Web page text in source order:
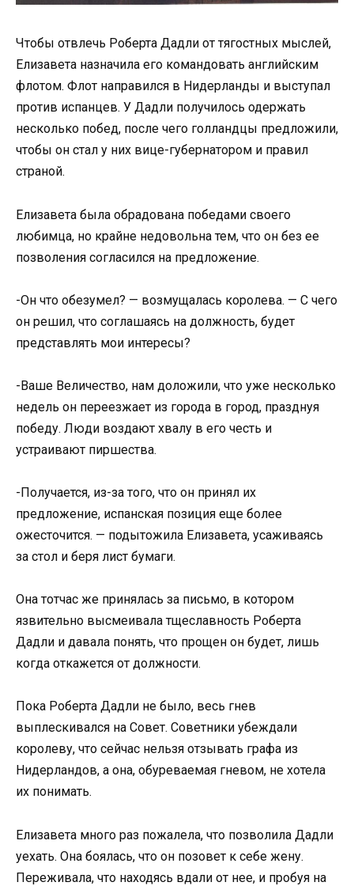
Чтобы отвлечь Роберта Дадли от тягостных мыслей,
Елизавета назначила его командовать английским
флотом. Флот направился в Нидерланды и выступал
против испанцев. У Дадли получилось одержать
несколько побед, после чего голландцы предложили,
чтобы он стал у них вице-губернатором и правил
страной.
Елизавета была обрадована победами своего
любимца, но крайне недовольна тем, что он без ее
позволения согласился на предложение.
-Он что обезумел? — возмущалась королева. — С чего
он решил, что соглашаясь на должность, будет
представлять мои интересы?
-Ваше Величество, нам доложили, что уже несколько
недель он переезжает из города в город, празднуя
победу. Люди воздают хвалу в его честь и
устраивают пиршества.
-Получается, из-за того, что он принял их
предложение, испанская позиция еще более
ожесточится. — подытожила Елизавета, усаживаясь
за стол и беря лист бумаги.
Она тотчас же принялась за письмо, в котором
язвительно высмеивала тщеславность Роберта
Дадли и давала понять, что прощен он будет, лишь
когда откажется от должности.
Пока Роберта Дадли не было, весь гнев
выплескивался на Совет. Советники убеждали
королеву, что сейчас нельзя отзывать графа из
Нидерландов, а она, обуреваемая гневом, не хотела
их понимать.
Елизавета много раз пожалела, что позволила Дадли
уехать. Она боялась, что он позовет к себе жену.
Переживала, что находясь вдали от нее, и пробуя на